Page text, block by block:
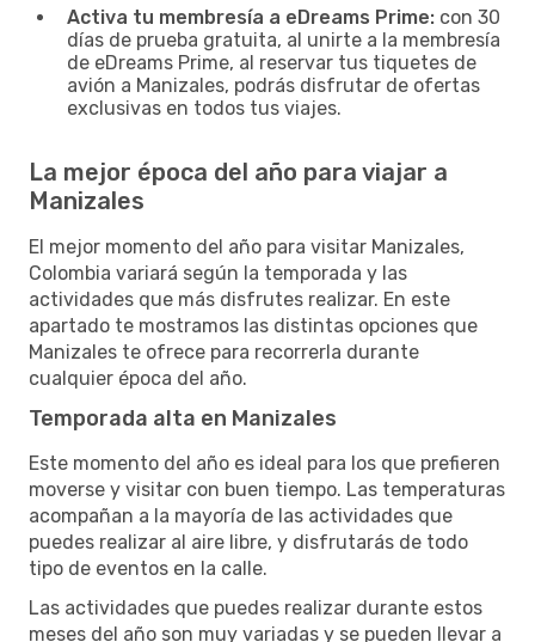
Activa tu membresía a eDreams Prime: con 30
días de prueba gratuita, al unirte a la membresía
de eDreams Prime, al reservar tus tiquetes de
avión a Manizales, podrás disfrutar de ofertas
exclusivas en todos tus viajes.
La mejor época del año para viajar a
Manizales
El mejor momento del año para visitar Manizales,
Colombia variará según la temporada y las
actividades que más disfrutes realizar. En este
apartado te mostramos las distintas opciones que
Manizales te ofrece para recorrerla durante
cualquier época del año.
Temporada alta en Manizales
Este momento del año es ideal para los que prefieren
moverse y visitar con buen tiempo. Las temperaturas
acompañan a la mayoría de las actividades que
puedes realizar al aire libre, y disfrutarás de todo
tipo de eventos en la calle.
Las actividades que puedes realizar durante estos
meses del año son muy variadas y se pueden llevar a